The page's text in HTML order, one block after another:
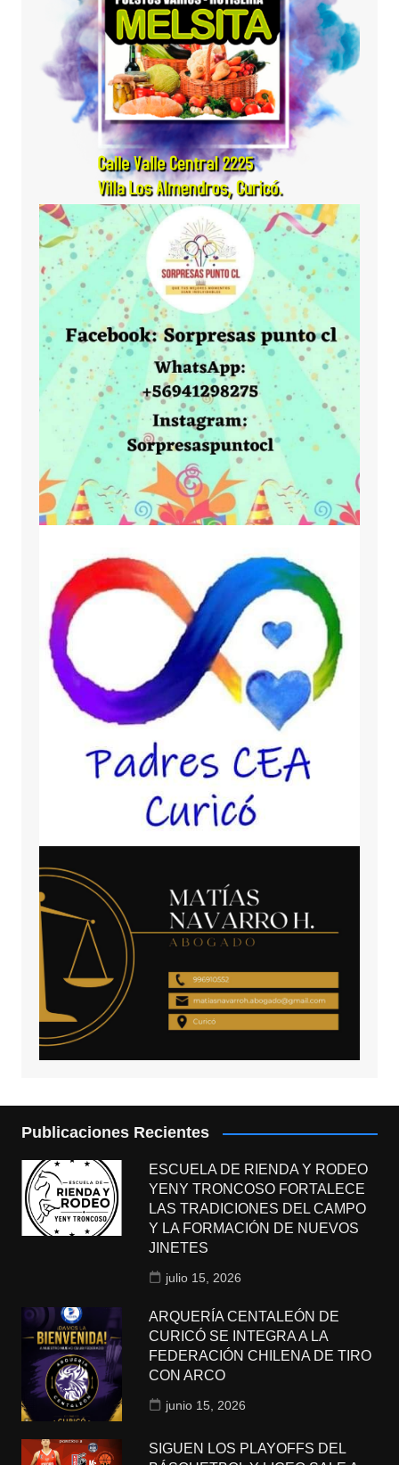
Publicaciones Recientes
ESCUELA DE RIENDA Y RODEO
YENY TRONCOSO FORTALECE
LAS TRADICIONES DEL CAMPO
Y LA FORMACIÓN DE NUEVOS
JINETES
julio 15, 2026
ARQUERÍA CENTALEÓN DE
CURICÓ SE INTEGRA A LA
FEDERACIÓN CHILENA DE TIRO
CON ARCO
junio 15, 2026
SIGUEN LOS PLAYOFFS DEL